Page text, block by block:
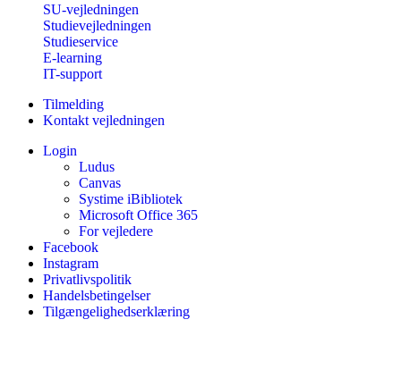
SU-vejledningen
Studievejledningen
Studieservice
E-learning
IT-support
Tilmelding
Kontakt vejledningen
Login
Ludus
Canvas
Systime iBibliotek
Microsoft Office 365
For vejledere
Facebook
Instagram
Privatlivspolitik
Handelsbetingelser
Tilgængelighedserklæring